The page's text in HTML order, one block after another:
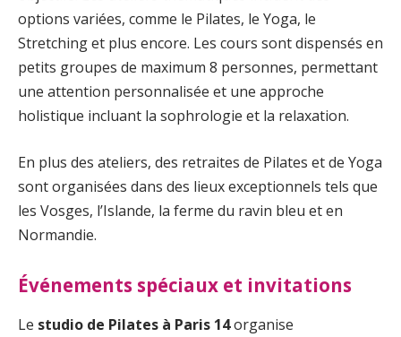
options variées, comme le Pilates, le Yoga, le
Stretching et plus encore. Les cours sont dispensés en
petits groupes de maximum 8 personnes, permettant
une attention personnalisée et une approche
holistique incluant la sophrologie et la relaxation.
En plus des ateliers, des retraites de Pilates et de Yoga
sont organisées dans des lieux exceptionnels tels que
les Vosges, l’Islande, la ferme du ravin bleu et en
Normandie.
Événements spéciaux et invitations
Le studio de Pilates à Paris 14organise